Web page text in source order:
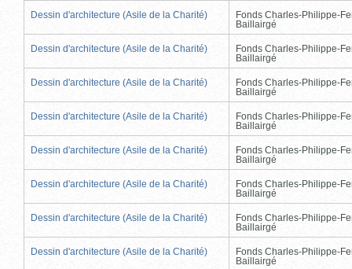
Dessin d'architecture (Asile de la Charité)
Fonds Charles-Philippe-
Baillairgé
Dessin d'architecture (Asile de la Charité)
Fonds Charles-Philippe-
Baillairgé
Dessin d'architecture (Asile de la Charité)
Fonds Charles-Philippe-
Baillairgé
Dessin d'architecture (Asile de la Charité)
Fonds Charles-Philippe-
Baillairgé
Dessin d'architecture (Asile de la Charité)
Fonds Charles-Philippe-
Baillairgé
Dessin d'architecture (Asile de la Charité)
Fonds Charles-Philippe-
Baillairgé
Dessin d'architecture (Asile de la Charité)
Fonds Charles-Philippe-
Baillairgé
Dessin d'architecture (Asile de la Charité)
Fonds Charles-Philippe-
Baillairgé